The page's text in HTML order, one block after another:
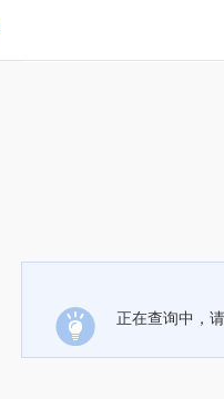
正在查询中，